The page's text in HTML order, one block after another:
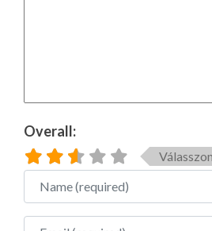
Overall:
Name
Email